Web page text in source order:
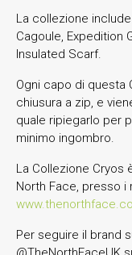
La collezione
Cagoule, Expedition
Insulated Scarf.
Ogni capo di questa
chiusura a zip, e
quale ripiegarlo per
minimo ingombro.
La Collezione Cryos
North Face, presso i
Per seguire il brand